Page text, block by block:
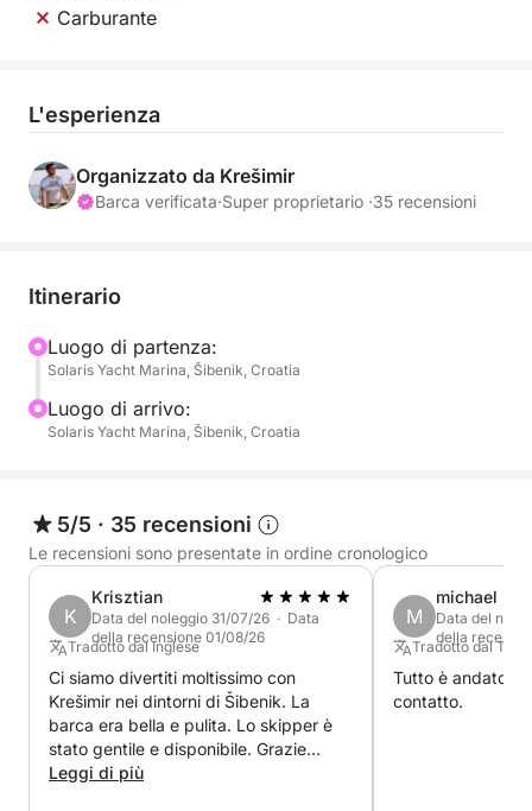
Carburante
L'esperienza
Organizzato da Krešimir
Barca verificata·Super proprietario ·35 recensioni
Itinerario
Luogo di partenza:
Solaris Yacht Marina, Šibenik, Croatia
Luogo di arrivo:
Solaris Yacht Marina, Šibenik, Croatia
5/5 · 35 recensioni
Le recensioni sono presentate in ordine cronologico
K
Krisztian
Data del noleggio 31/07/26 · Data
della recensione 01/08/26
Tradotto dal Inglese
Ci siamo divertiti moltissimo con
Krešimir nei dintorni di Šibenik. La
barca era bella e pulita. Lo skipper è
stato gentile e disponibile. Grazie
Krešimir!
Leggi di più
M
michael
Data del
della
Tradotto dal
Tutto è andato
contatto.